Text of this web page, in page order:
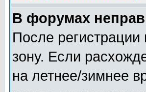
В форумах
После
зону. Если
на летнее/зимнее